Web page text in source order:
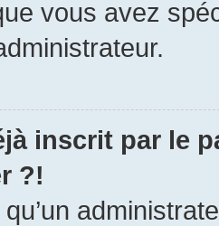
vous avez
inscrit par le
?!